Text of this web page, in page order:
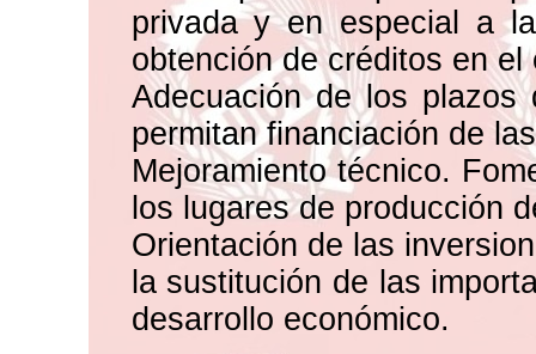
privada y en especial a
obtención de créditos en el
Adecuación de los plazos
permitan financiación de
Mejoramiento técnico.
los lugares de producción
Orientación de las
la sustitución de las
desarrollo económico.